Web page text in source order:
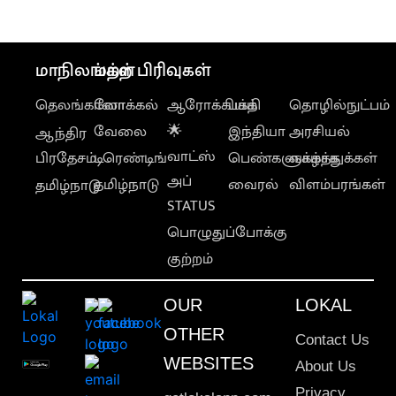
மாநிலங்கள்
தெலங்கானா
ஆந்திர
பிரதேசம்
தமிழ்நாடு
மற்ற பிரிவுகள்
லோக்கல்
வேலை
டிரெண்டிங்
தமிழ்நாடு
ஆரோக்கியம்
🌟
வாட்ஸ்
அப்
STATUS
பொழுதுப்போக்கு
குற்றம்
பக்தி
இந்தியா
பெண்களுக்காக
வைரல்
தொழில்நுட்பம்
அரசியல்
வாழ்த்துக்கள்
விளம்பரங்கள்
OUR
OTHER
WEBSITES
LOKAL
Contact Us
About Us
Privacy